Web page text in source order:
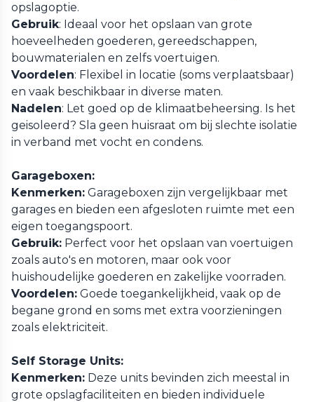
opslagoptie.
Gebruik: Ideaal voor het opslaan van grote
hoeveelheden goederen, gereedschappen,
bouwmaterialen en zelfs voertuigen.
Voordelen: Flexibel in locatie (soms verplaatsbaar)
en vaak beschikbaar in diverse maten.
Nadelen: Let goed op de klimaatbeheersing. Is het
geisoleerd? Sla geen huisraat om bij slechte isolatie
in verband met vocht en condens.
Garageboxen:
Kenmerken: Garageboxen zijn vergelijkbaar met
garages en bieden een afgesloten ruimte met een
eigen toegangspoort.
Gebruik: Perfect voor het opslaan van voertuigen
zoals auto's en motoren, maar ook voor
huishoudelijke goederen en zakelijke voorraden.
Voordelen: Goede toegankelijkheid, vaak op de
begane grond en soms met extra voorzieningen
zoals elektriciteit.
Self Storage Units:
Kenmerken: Deze units bevinden zich meestal in
grote opslagfaciliteiten en bieden individuele